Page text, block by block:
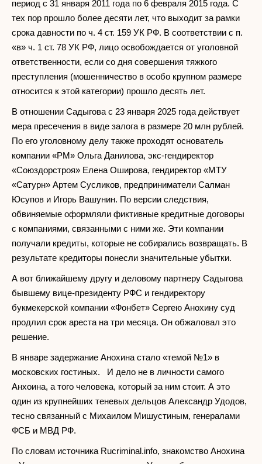
период с 31 января 2011 года по 6 февраля 2015 года. С
тех пор прошло более десяти лет, что выходит за рамки
срока давности по ч. 4 ст. 159 УК РФ. В соответствии с п.
«в» ч. 1 ст. 78 УК РФ, лицо освобождается от уголовной
ответственности, если со дня совершения тяжкого
преступления (мошенничество в особо крупном размере
относится к этой категории) прошло десять лет.
В отношении Садыгова с 23 января 2025 года действует
мера пресечения в виде залога в размере 20 млн рублей.
По его уголовному делу также проходят основатель
компании «РМ» Ольга Данилова, экс-гендиректор
«Союздорстроя» Елена Оширова, гендиректор «МТУ
«Сатурн» Артем Сусликов, предприниматели Салман
Юсупов и Игорь Вашунин. По версии следствия,
обвиняемые оформляли фиктивные кредитные договоры
с компаниями, связанными с ними же. Эти компании
получали кредиты, которые не собирались возвращать. В
результате кредиторы понесли значительные убытки.
А вот ближайшему другу и деловому партнеру Садыгова
бывшему вице-президенту РФС и гендиректору
букмекерской компании «Фонбет» Сергею Анохину суд
продлил срок ареста на три месяца. Он обжаловал это
решение.
В январе задержание Анохина стало «темой №1» в
московских гостиных. И дело не в личности самого
Анхоина, а того человека, который за ним стоит. А это
один из крупнейших теневых дельцов Александр Удодов,
тесно связанный с Михаилом Мишустиным, генералами
ФСБ и МВД РФ.
По словам источника Rucriminal.info, знакомство Анохина